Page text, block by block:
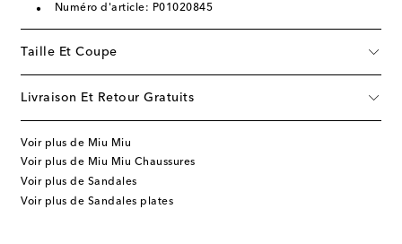
Numéro d'article: P01020845
Taille Et Coupe
Livraison Et Retour Gratuits
Voir plus de Miu Miu
Voir plus de Miu Miu Chaussures
Voir plus de Sandales
Voir plus de Sandales plates